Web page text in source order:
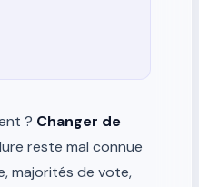
? Changer de
reste mal connue
majorités de vote,